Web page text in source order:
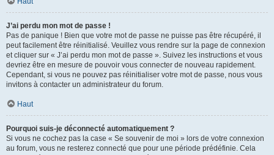
J’ai perdu mon mot de passe !
Pas de panique ! Bien que votre mot de passe ne puisse pas être récupéré, il
peut facilement être réinitialisé. Veuillez vous rendre sur la page de connexion
et cliquer sur « J’ai perdu mon mot de passe ». Suivez les instructions et vous
devriez être en mesure de pouvoir vous connecter de nouveau rapidement.
Cependant, si vous ne pouvez pas réinitialiser votre mot de passe, nous vous
invitons à contacter un administrateur du forum.
Haut
Pourquoi suis-je déconnecté automatiquement ?
Si vous ne cochez pas la case « Se souvenir de moi » lors de votre connexion
au forum, vous ne resterez connecté que pour une période prédéfinie. Cela